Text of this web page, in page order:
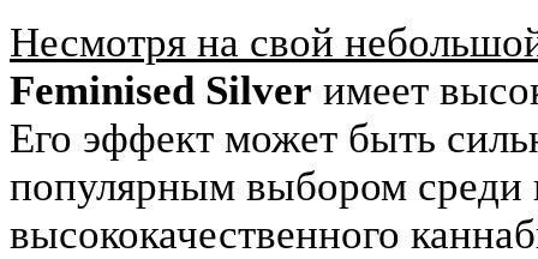
Несмотря на свой
Feminised Silver имеет
Его эффект может быть
популярным выбором среди
высококачественного